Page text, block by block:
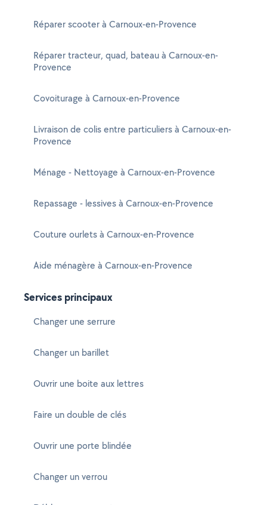
Réparer scooter à Carnoux-en-Provence
Réparer tracteur, quad, bateau à Carnoux-en-
Provence
Covoiturage à Carnoux-en-Provence
Livraison de colis entre particuliers à Carnoux-en-
Provence
Ménage - Nettoyage à Carnoux-en-Provence
Repassage - lessives à Carnoux-en-Provence
Couture ourlets à Carnoux-en-Provence
Aide ménagère à Carnoux-en-Provence
Services principaux
Changer une serrure
Changer un barillet
Ouvrir une boite aux lettres
Faire un double de clés
Ouvrir une porte blindée
Changer un verrou